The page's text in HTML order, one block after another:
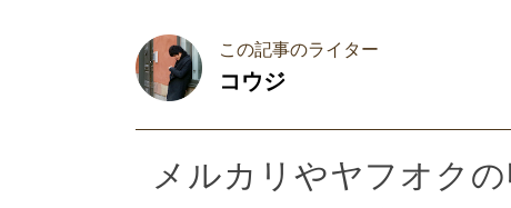
この記事のライター
コウジ
メルカリやヤフオク